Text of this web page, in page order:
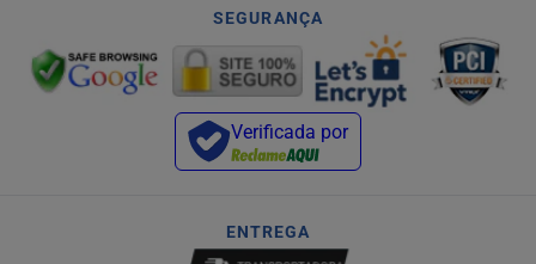
SEGURANÇA
Verificada por
ENTREGA